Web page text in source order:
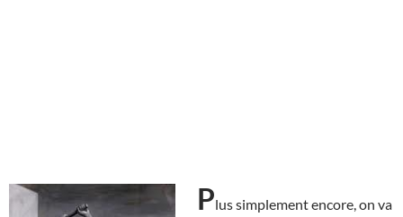
Plus simplement encore, on va